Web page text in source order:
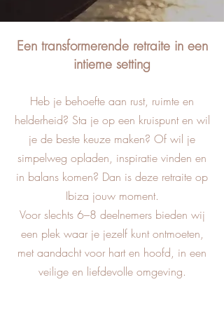
Een transformerende retraite in een
intieme setting
Heb je behoefte aan rust, ruimte en
helderheid? Sta je op een kruispunt en wil
je de beste keuze maken? Of wil je
simpelweg opladen, inspiratie vinden en
in balans komen? Dan is deze retraite op
Ibiza jouw moment.
Voor slechts 6–8 deelnemers bieden wij
een plek waar je jezelf kunt ontmoeten,
met aandacht voor hart en hoofd, in een
veilige en liefdevolle omgeving.